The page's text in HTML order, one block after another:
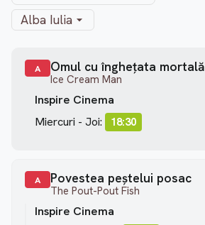
Alba Iulia
A Omul cu înghețata mortală
Ice Cream Man
Inspire Cinema
Miercuri - Joi:
18:30
A Povestea peștelui posac
The Pout-Pout Fish
Inspire Cinema